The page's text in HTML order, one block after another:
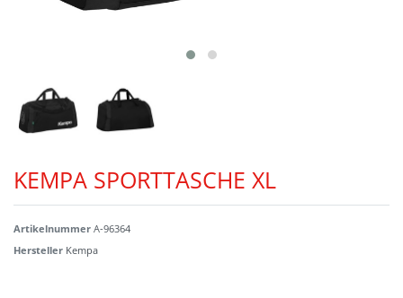
KEMPA SPORTTASCHE XL
Artikelnummer A-96364
Hersteller Kempa